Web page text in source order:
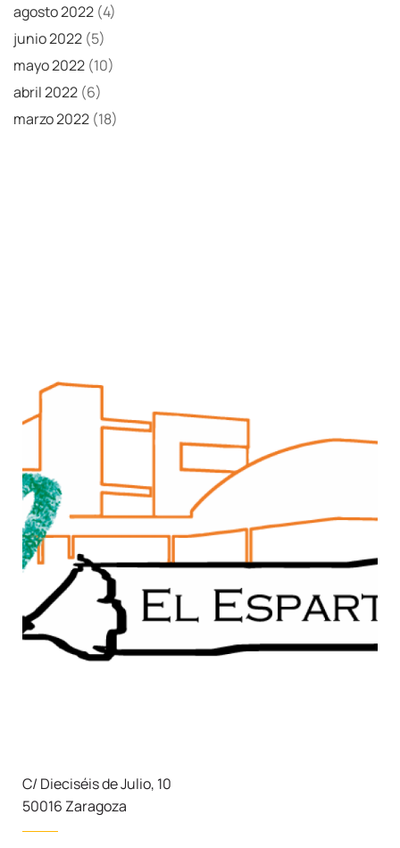
agosto 2022 (4)
junio 2022 (5)
mayo 2022 (10)
abril 2022 (6)
marzo 2022 (18)
C/ Dieciséis de Julio, 10
50016 Zaragoza